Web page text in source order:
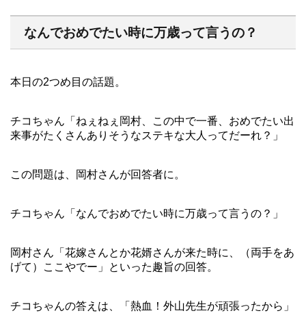
なんでおめでたい時に万歳って言うの？
本日の2つめ目の話題。
チコちゃん「ねぇねぇ岡村、この中で一番、おめでたい出
来事がたくさんありそうなステキな大人ってだーれ？」
この問題は、岡村さんが回答者に。
チコちゃん「なんでおめでたい時に万歳って言うの？」
岡村さん「花嫁さんとか花婿さんが来た時に、（両手をあ
げて）ここやでー」といった趣旨の回答。
チコちゃんの答えは、「熱血！外山先生が頑張ったから」